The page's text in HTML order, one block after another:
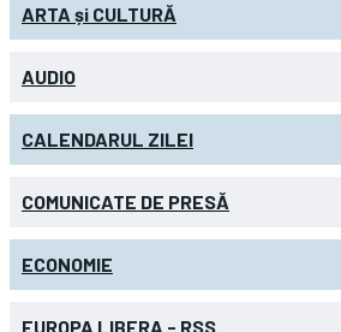
ARTA și CULTURĂ
AUDIO
CALENDARUL ZILEI
COMUNICATE DE PRESĂ
ECONOMIE
EUROPA LIBERA - RSS